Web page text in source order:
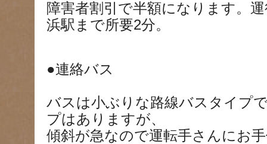
障害者割引で半額になります。
浜駅まで所要2分。
●連絡バス
バスは小ぶりな路線バスタイプ
プはありますが、
傾斜が急なので運転手さんにお